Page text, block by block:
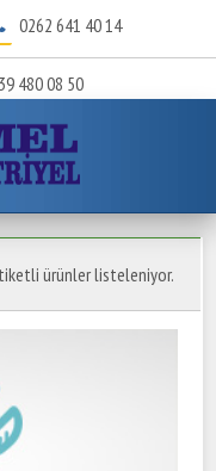
0262 641 40 14
480 08 50
ürünler listeleniyor.